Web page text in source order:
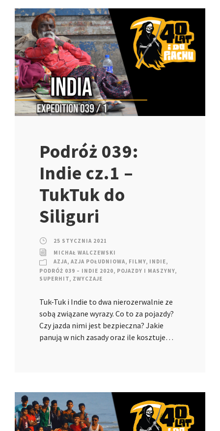
Podróż 039:
Indie cz.1 –
TukTuk do
Siliguri
25 STYCZNIA 2021
MICHAŁ WALCZEWSKI
AZJA, AZJA POŁUDNIOWA, FILMY, INDIE,
PODRÓŻ 039 – INDIE 2020, POJAZDY I MASZYNY,
SUPERHIT, ZWYCZAJE
Tuk-Tuk i Indie to dwa nierozerwalnie ze
sobą związane wyrazy. Co to za pojazdy?
Czy jazda nimi jest bezpieczna? Jakie
panują w nich zasady oraz ile kosztuje…